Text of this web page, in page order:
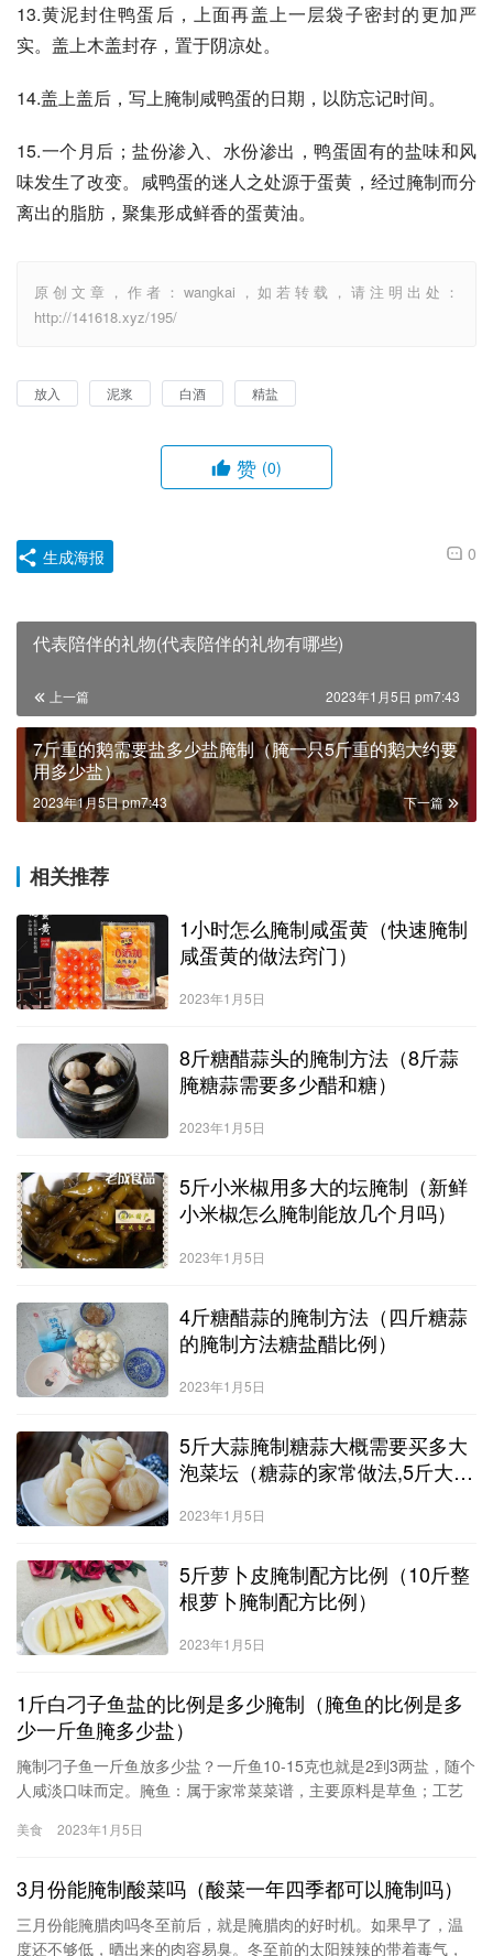
13.黄泥封住鸭蛋后，上面再盖上一层袋子密封的更加严
实。盖上木盖封存，置于阴凉处。
14.盖上盖后，写上腌制咸鸭蛋的日期，以防忘记时间。
15.一个月后；盐份渗入、水份渗出，鸭蛋固有的盐味和风
味发生了改变。咸鸭蛋的迷人之处源于蛋黄，经过腌制而分
离出的脂肪，聚集形成鲜香的蛋黄油。
原创文章，作者：wangkai，如若转载，请注明出处：
http://141618.xyz/195/
放入 泥浆 白酒 精盐
赞 (0)
0
生成海报
代表陪伴的礼物(代表陪伴的礼物有哪些)
上一篇 2023年1月5日 pm7:43
7斤重的鹅需要盐多少盐腌制（腌一只5斤重的鹅大约要
用多少盐）
下一篇
2023年1月5日 pm7:43
相关推荐
1小时怎么腌制咸蛋黄（快速腌制
咸蛋黄的做法窍门）
2023年1月5日
8斤糖醋蒜头的腌制方法（8斤蒜
腌糖蒜需要多少醋和糖）
2023年1月5日
5斤小米椒用多大的坛腌制（新鲜
小米椒怎么腌制能放几个月吗）
2023年1月5日
4斤糖醋蒜的腌制方法（四斤糖蒜
的腌制方法糖盐醋比例）
2023年1月5日
5斤大蒜腌制糖蒜大概需要买多大
泡菜坛（糖蒜的家常做法,5斤大
蒜）
2023年1月5日
5斤萝卜皮腌制配方比例（10斤整
根萝卜腌制配方比例）
2023年1月5日
1斤白刁子鱼盐的比例是多少腌制（腌鱼的比例是多
少一斤鱼腌多少盐）
腌制刁子鱼一斤鱼放多少盐？一斤鱼10-15克也就是2到3两盐，随个
人咸淡口味而定。腌鱼：属于家常菜菜谱，主要原料是草鱼；工艺
料酒、花椒、盐1、将鱼从由头部至尾在背鳍上刨开洗净，把鱼肚内
美食 2023年1月5日
3月份能腌制酸菜吗（酸菜一年四季都可以腌制吗）
三月份能腌腊肉吗冬至前后，就是腌腊肉的好时机。如果早了，温
度还不够低，晒出来的肉容易臭。冬至前的太阳辣辣的带着毒气，